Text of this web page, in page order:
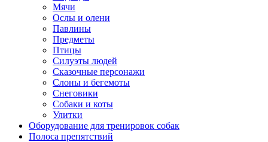
Мячи
Ослы и олени
Павлины
Предметы
Птицы
Силуэты людей
Сказочные персонажи
Слоны и бегемоты
Снеговики
Собаки и коты
Улитки
Оборудование для тренировок собак
Полоса препятствий